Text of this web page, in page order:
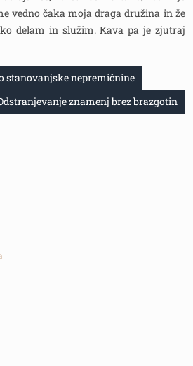
vedno čaka moja draga družina in že
delam in služim. Kava pa je zjutraj
stanovanjske nepremičnine
znamenj brez brazgotin